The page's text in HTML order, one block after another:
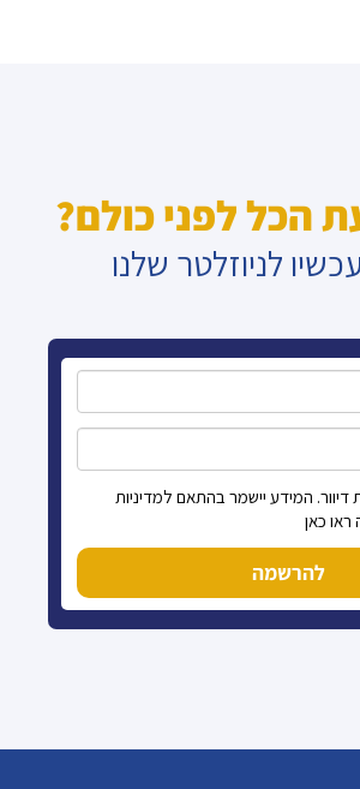
הכל לפני כולם?
לניוזלטר שלנו
המידע יישמר בהתאם למדיניות
כאן
להרשמה